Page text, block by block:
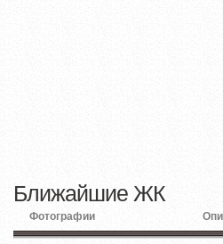
Ближайшие ЖК
Фотографии